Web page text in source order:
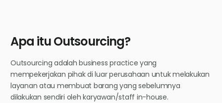
Apa itu Outsourcing?
Outsourcing adalah business practice yang
mempekerjakan pihak di luar perusahaan untuk melakukan
layanan atau membuat barang yang sebelumnya
dilakukan sendiri oleh karyawan/staff in-house.